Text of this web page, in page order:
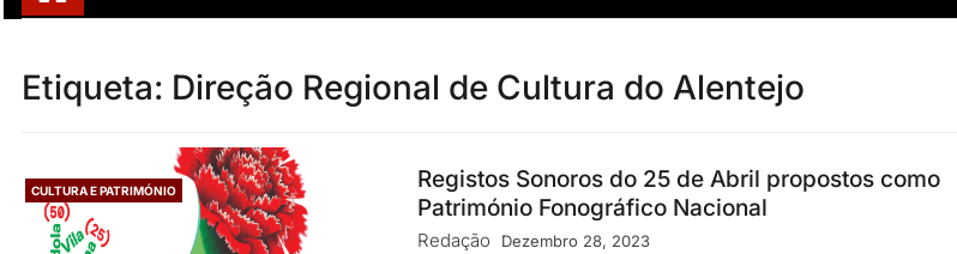
Etiqueta: Direção Regional de Cultura do Alentejo
CULTURA E PATRIMÓNIO
Registos Sonoros do 25 de Abril propostos como
Património Fonográfico Nacional
Redação Dezembro 28, 2023